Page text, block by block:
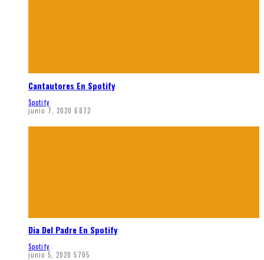
Cantautores En Spotify
Spotify
junio 7, 2020 6872
Dia Del Padre En Spotify
Spotify
junio 5, 2020 5705